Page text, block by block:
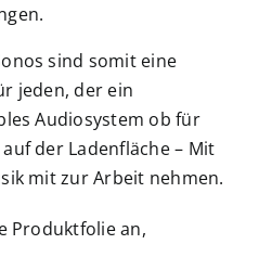
sind somit eine
jeden, der ein
Audiosystem ob für
der Ladenfläche – Mit
mit zur Arbeit nehmen.
Produktfolie an,